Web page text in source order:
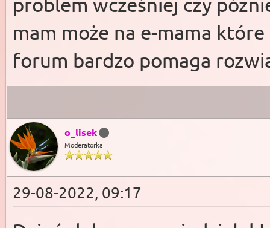
mam może na e-mama
forum bardzo pomaga
o_lisek
Moderatorka
29-08-2022, 09:17